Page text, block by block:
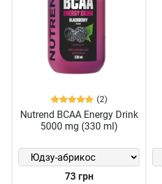
(2)
Nutrend BCAA Energy Drink
5000 mg (330 ml)
73 грн